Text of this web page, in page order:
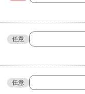
任意
任意